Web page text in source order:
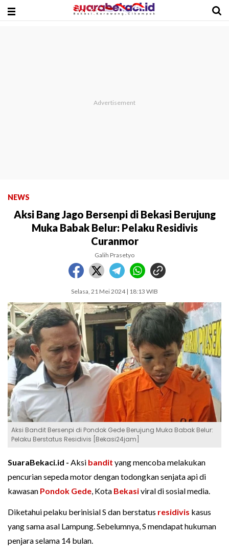
NEWS
Aksi Bang Jago Bersenpi di Bekasi Berujung
Muka Babak Belur: Pelaku Residivis
Curanmor
Galih Prasetyo
Selasa, 21 Mei 2024 | 18:13 WIB
Aksi Bandit Bersenpi di Pondok Gede Berujung Muka Babak Belur:
Pelaku Berstatus Residivis [Bekasi24jam]
SuaraBekaci.id - Aksi bandit yang mencoba melakukan
pencurian sepeda motor dengan todongkan senjata api di
kawasan Pondok Gede, Kota Bekasiviral di sosial media.
Diketahui pelaku berinisial S dan berstatus residivis kasus
yang sama asal Lampung. Sebelumnya, S mendapat hukuman
penjara selama 14 bulan.